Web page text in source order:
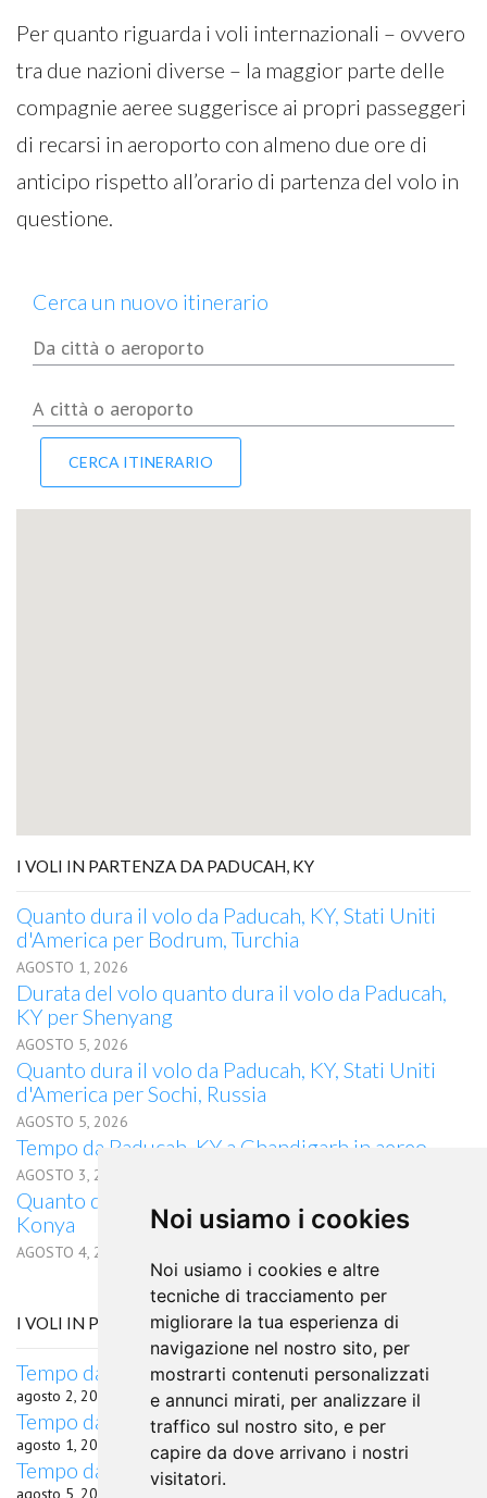
Noi usiamo i cookies
Noi usiamo i cookies e altre
tecniche di tracciamento per
migliorare la tua esperienza di
navigazione nel nostro sito, per
mostrarti contenuti personalizzati
e annunci mirati, per analizzare il
traffico sul nostro sito, e per
capire da dove arrivano i nostri
visitatori.
Per quanto riguarda i voli internazionali – ovvero
tra due nazioni diverse – la maggior parte delle
compagnie aeree suggerisce ai propri passeggeri
di recarsi in aeroporto con almeno due ore di
anticipo rispetto all’orario di partenza del volo in
questione.
Cerca un nuovo itinerario
I VOLI IN PARTENZA DA PADUCAH, KY
Quanto dura il volo da Paducah, KY, Stati Uniti
d'America per Bodrum, Turchia
AGOSTO 1, 2026
Durata del volo quanto dura il volo da Paducah,
KY per Shenyang
AGOSTO 5, 2026
Quanto dura il volo da Paducah, KY, Stati Uniti
d'America per Sochi, Russia
AGOSTO 5, 2026
Tempo da Paducah, KY a Chandigarh in aereo
AGOSTO 3, 2026
Quanto dura il volo in aereo da Paducah, KY a
Konya
AGOSTO 4, 2026
I VOLI IN PARTENZA DA SINGAPORE
Tempo da Singapore a Chandigarh in aereo
agosto 2, 2026
Tempo da Singapore a Albany, NY in aereo
agosto 1, 2026
Tempo da Singapore a Tyler, TX in aereo
agosto 5, 2026